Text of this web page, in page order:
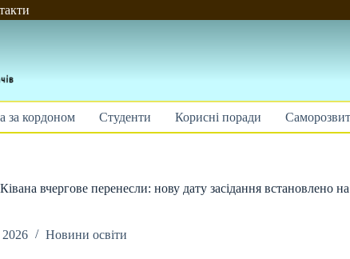
за кордоном Студенти Корисні поради
вчергове перенесли: нову дату засідання встановлено на
Новини освіти